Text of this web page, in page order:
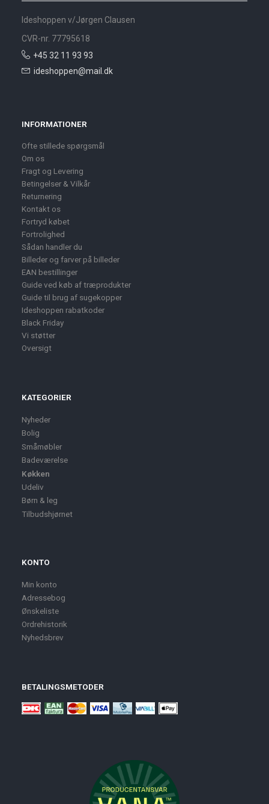
Ideshoppen v/Jørgen Clausen
CVR-nr. 77795618
+45 32 11 93 93
ideshoppen@mail.dk
INFORMATIONER
Ofte stillede spørgsmål
Om os
Fragt og Levering
Betingelser & Vilkår
Returnering
Kontakt os
Fortryd købet
Fortrolighed
Sådan handler du
Billeder og farver på billeder
EAN bestillinger
Guide ved køb af træprodukter
Guide til brug af sugekopper
Ideshoppen rabatkoder
Black Friday
Vi støtter
Oversigt
KATEGORIER
Nyheder
Bolig
Småmøbler
Badeværelse
Køkken
Udeliv
Børn & leg
Tilbudshjørnet
KONTO
Min konto
Adressebog
Ønskeliste
Ordrehistorik
Nyhedsbrev
BETALINGSMETODER